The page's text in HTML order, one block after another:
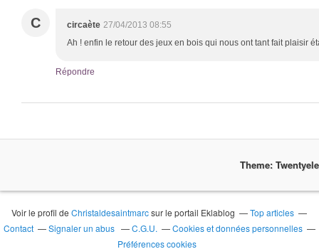
C circaète 27/04/2013 08:55
Ah ! enfin le retour des jeux en bois qui nous ont tant fait plaisir
Répondre
Theme:
Voir le profil deChristaldesaintmarcsur le portail Eklablog
Top articles
Contact
Signaler un abus C.G.U.
Cookies et données personnelles
Préférences cookies